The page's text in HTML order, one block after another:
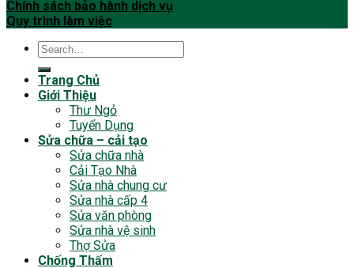
Chính sách bảo hành dịch vụ
Quy trình làm việc
Trang Chủ
Giới Thiệu
Thư Ngỏ
Tuyển Dụng
Sửa chữa – cải tạo
Sửa chữa nhà
Cải Tạo Nhà
Sửa nhà chung cư
Sửa nhà cấp 4
Sửa văn phòng
Sửa nhà vệ sinh
Thợ Sửa
Chống Thấm